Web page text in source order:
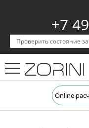
+7
Проверить состояние
Online